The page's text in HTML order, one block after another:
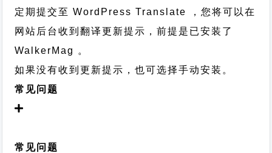
定期提交至 WordPress Translate ，您将可以在
网站后台收到翻译更新提示，前提是已安装了
WalkerMag 。
如果没有收到更新提示，也可选择手动安装。
常见问题
常见问题